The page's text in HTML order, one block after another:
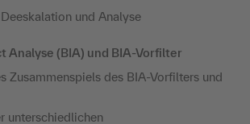
und Analyse
Analyse (BIA) und BIA-Vorfilter
Zusammenspiels des BIA-Vorfilters und
unterschiedlichen